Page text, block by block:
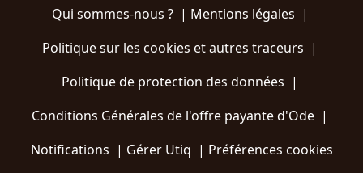
Qui sommes-nous ?| Mentions légales |
Politique sur les cookies et autres traceurs |
Politique de protection des données |
Conditions Générales de l'offre payante d'Ode |
Notifications | Gérer Utiq | Préférences cookies